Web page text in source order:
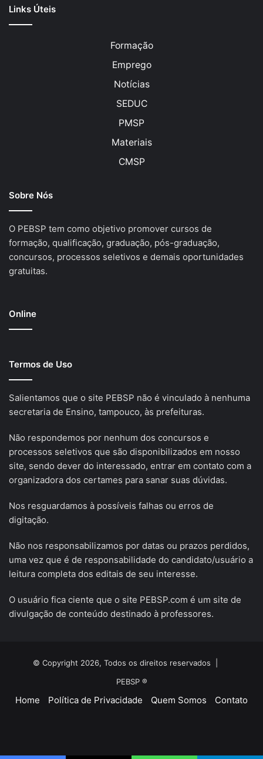
Links Úteis
Formação
Emprego
Notícias
SEDUC
PMSP
Materiais
CMSP
Sobre Nós
O PEBSP tem como objetivo promover cursos de
formação, qualificação, graduação, pós-graduação,
concursos, processos seletivos e demais oportunidades
gratuitas.
Online
Termos de Uso
Salientamos que o site PEBSP não é vinculado à nenhuma
secretaria de Ensino, tampouco, às prefeituras.
Não respondemos por nenhum dos concursos e
processos seletivos que são disponibilizados em nosso
site, sendo dever do interessado, entrar em contato com a
organizadora dos certames para sanar suas dúvidas.
Nos resguardamos à possíveis falhas ou erros de
digitação.
Não nos responsabilizamos por datas ou prazos perdidos,
uma vez que é de responsabilidade do candidato/usuário a
leitura completa dos editais de seu interesse.
O usuário fica ciente que o site PEBSP.com é um site de
divulgação de conteúdo destinado à professores.
© Copyright 2026, Todos os direitos reservados |
PEBSP ®
Home Política de Privacidade Quem Somos Contato